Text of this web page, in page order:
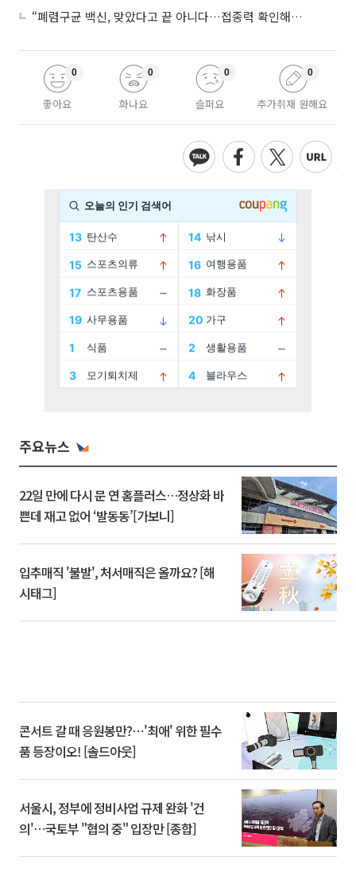
“폐렴구균 백신, 맞았다고 끝 아니다…접종력 확인해야”
좋아요
0
화나요
0
슬퍼요
0
추가취재 원해요
0
주요뉴스
22일 만에 다시 문 연 홈플러스…정상화 바
쁜데 재고 없어 ‘발동동’[가보니]
입추매직 '불발', 처서매직은 올까요? [해
시태그]
콘서트 갈 때 응원봉만?⋯'최애' 위한 필수
품 등장이오! [솔드아웃]
서울시, 정부에 정비사업 규제 완화 '건
의'⋯국토부 "협의 중" 입장만 [종합]